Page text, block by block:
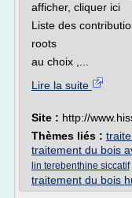
afficher, cliquer ici
Liste des
roots
au choix ,...
Lire la suite
Site : http://
Thèmes liés :
traitement du bois
lin terebenthine siccatif
traitement du bois